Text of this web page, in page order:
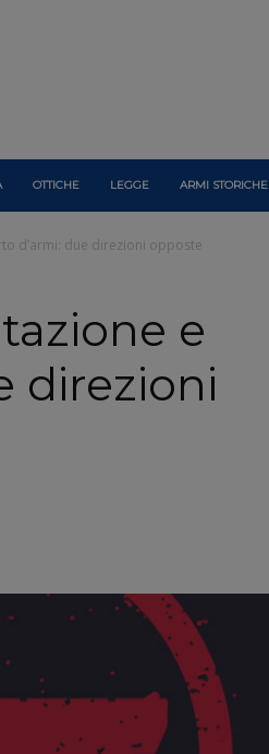
OTTICHE LEGGE ARMI STORICHE
d’armi: due direzioni opposte
e
direzioni